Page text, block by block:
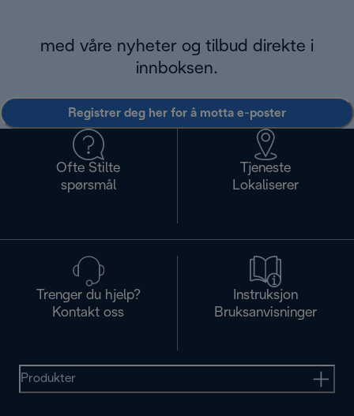
med våre nyheter og tilbud direkte i
innboksen.
Registrer deg her for å motta e-poster
Ofte Stilte
spørsmål
Tjeneste
Lokaliserer
Trenger du hjelp?
Kontakt oss
Instruksjon
Bruksanvisninger
Produkter